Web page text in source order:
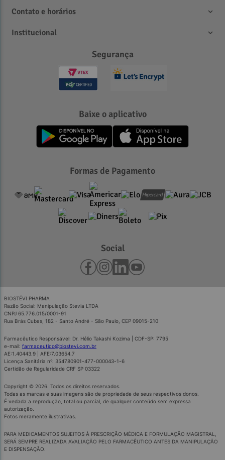
Contato e horários
Institucional
Segurança
Baixe o aplicativo
Formas de Pagamento
Social
BIOSTÉVI PHARMA
Razão Social: Manipulação Stevia LTDA
CNPJ 65.776.015/0001-91
Rua Brás Cubas, 182 - Santo André - São Paulo, CEP 09015-210
Farmacêutico Responsável: Dr. Hélio Takashi Kozima | CDF-SP: 7795
e-mail: farmaceutico@biostevi.com.br
AE:1.40443.9 | AFE:7.03654.7
Licença Sanitária nº: 354780901-477-000043-1-6
Certidão de Regularidade CRF SP 03322
Copyright © 2026. Todos os direitos reservados.
Todas as marcas e suas imagens são de propriedade de seus respectivos donos.
É vedada a reprodução, total ou parcial, de qualquer conteúdo sem expressa
autorização.
Fotos meramente ilustrativas.
PARA MEDICAMENTOS SUJEITOS À PRESCRIÇÃO MÉDICA E FORMULAÇÃO MAGISTRAL,
SERÁ SEMPRE REALIZADA AVALIAÇÃO PELO FARMACÊUTICO ANTES DA MANIPULAÇÃO
E DISPENSAÇÃO.